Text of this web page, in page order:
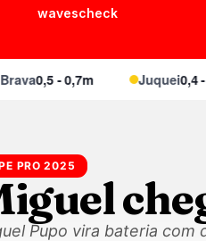
wavescheck
0,5 - 0,7m Juquei0,4 - 0,6m
PRO 2025
Pupo vira bateria com